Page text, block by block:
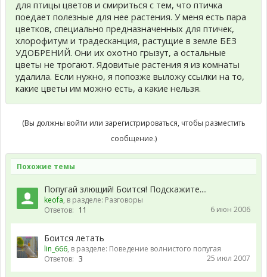
для птицы цветов и смириться с тем, что птичка
поедает полезные для нее растения. У меня есть пара
цветков, специально предназначенных для птичек,
хлорофитум и традесканция, растущие в земле БЕЗ
УДОБРЕНИЙ. Они их охотно грызут, а остальные
цветы не трогают. Ядовитые растения я из комнаты
удалила. Если нужно, я попозже выложу ссылки на то,
какие цветы им можно есть, а какие нельзя.
(Вы должны войти или зарегистрироваться, чтобы разместить
сообщение.)
Похожие темы
Попугай злющий! Боится! Подскажите....
keofa, в разделе: Разговоры
Ответов: 11 6 июн 2006
Боится летать
lin_666, в разделе: Поведение волнистого попугая
Ответов: 3 25 июл 2007